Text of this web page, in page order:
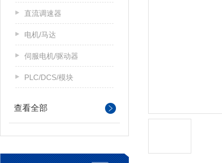
直流调速器
电机/马达
伺服电机/驱动器
PLC/DCS/模块
查看全部